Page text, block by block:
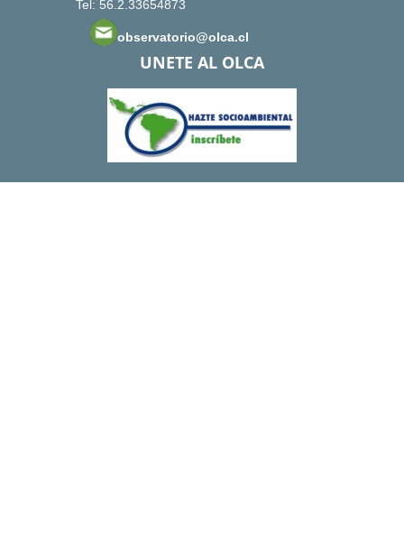
Tel: 56.2.33654873
observatorio@olca.cl
UNETE AL OLCA